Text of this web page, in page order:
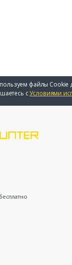
файлы Cookie
сУсловиями